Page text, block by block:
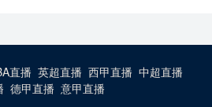
直播 英超直播 西甲直播 中超直播
德甲直播 意甲直播